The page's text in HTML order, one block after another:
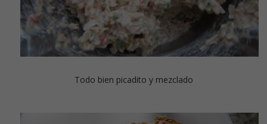
Todo bien picadito y mezclado